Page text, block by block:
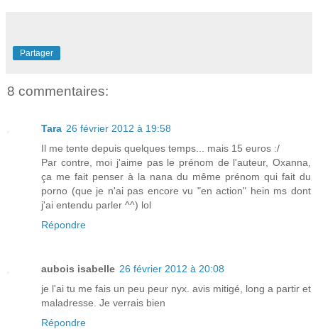
Partager
8 commentaires:
Tara 26 février 2012 à 19:58
Il me tente depuis quelques temps... mais 15 euros :/
Par contre, moi j'aime pas le prénom de l'auteur, Oxanna,
ça me fait penser à la nana du même prénom qui fait du
porno (que je n'ai pas encore vu "en action" hein ms dont
j'ai entendu parler ^^) lol
Répondre
aubois isabelle 26 février 2012 à 20:08
je l'ai tu me fais un peu peur nyx. avis mitigé, long a partir et
maladresse. Je verrais bien
Répondre